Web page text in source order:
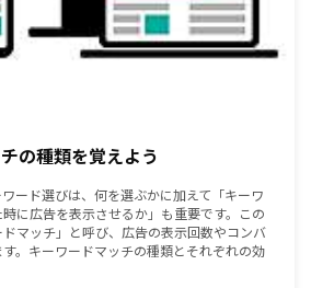
の種類を覚えよう
ード選びは、何を選ぶかに加えて「キーワ
に広告を表示させるか」も重要です。この
マッチ」と呼び、広告の表示回数やコンバ
。キーワードマッチの種類とそれぞれの効